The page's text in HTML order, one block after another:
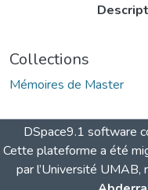
Collections
Mémoires de Master
DSpace9.1 software
Cette plateforme a été
par l’Université UMAB,